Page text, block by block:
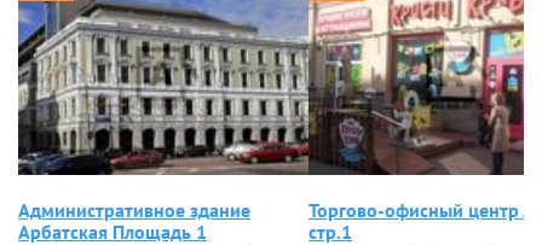
Административное здание
Арбатская Площадь 1
Торгово-офисный центр
стр.1